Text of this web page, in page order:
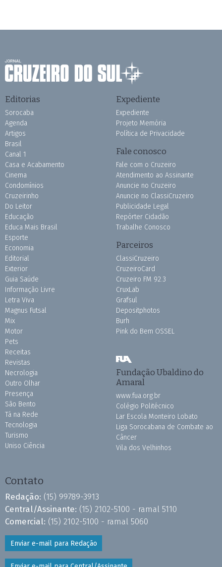
Editorias
Sorocaba
Agenda
Artigos
Brasil
Canal 1
Casa e Acabamento
Cinema
Condomínios
Cruzeirinho
Do Leitor
Educação
Educa Mais Brasil
Esporte
Economia
Editorial
Exterior
Guia Saúde
Informação Livre
Letra Viva
Magnus Futsal
Mix
Motor
Pets
Receitas
Revistas
Necrologia
Outro Olhar
Presença
São Bento
Tá na Rede
Tecnologia
Turismo
Uniso Ciência
Expediente
Expediente
Projeto Memória
Política de Privacidade
Fale conosco
Fale com o Cruzeiro
Atendimento ao Assinante
Anuncie no Cruzeiro
Anuncie no ClassiCruzeiro
Publicidade Legal
Repórter Cidadão
Trabalhe Conosco
Parceiros
ClassiCruzeiro
CruzeiroCard
Cruzeiro FM 92.3
CruxLab
Grafsul
Depositphotos
Burh
Pink do Bem OSSEL
Fundação Ubaldino do
Amaral
www.fua.org.br
Colégio Politécnico
Lar Escola Monteiro Lobato
Liga Sorocabana de Combate ao
Câncer
Vila dos Velhinhos
Contato
Redação: (15) 99789-3913
Central/Assinante: (15) 2102-5100 - ramal 5110
Comercial: (15) 2102-5100 - ramal 5060
Enviar e-mail para Redação